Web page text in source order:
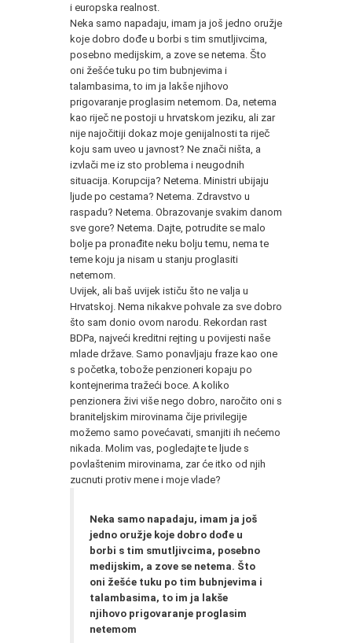
i europska realnost.
Neka samo napadaju, imam ja još jedno oružje
koje dobro dođe u borbi s tim smutljivcima,
posebno medijskim, a zove se netema. Što
oni žešće tuku po tim bubnjevima i
talambasima, to im ja lakše njihovo
prigovaranje proglasim netemom. Da, netema
kao riječ ne postoji u hrvatskom jeziku, ali zar
nije najočitiji dokaz moje genijalnosti ta riječ
koju sam uveo u javnost? Ne znači ništa, a
izvlači me iz sto problema i neugodnih
situacija. Korupcija? Netema. Ministri ubijaju
ljude po cestama? Netema. Zdravstvo u
raspadu? Netema. Obrazovanje svakim danom
sve gore? Netema. Dajte, potrudite se malo
bolje pa pronađite neku bolju temu, nema te
teme koju ja nisam u stanju proglasiti
netemom.
Uvijek, ali baš uvijek ističu što ne valja u
Hrvatskoj. Nema nikakve pohvale za sve dobro
što sam donio ovom narodu. Rekordan rast
BDPa, najveći kreditni rejting u povijesti naše
mlade države. Samo ponavljaju fraze kao one
s početka, tobože penzioneri kopaju po
kontejnerima tražeći boce. A koliko
penzionera živi više nego dobro, naročito oni s
braniteljskim mirovinama čije privilegije
možemo samo povećavati, smanjiti ih nećemo
nikada. Molim vas, pogledajte te ljude s
povlaštenim mirovinama, zar će itko od njih
zucnuti protiv mene i moje vlade?
Neka samo napadaju, imam ja još
jedno oružje koje dobro dođe u
borbi s tim smutljivcima, posebno
medijskim, a zove se netema. Što
oni žešće tuku po tim bubnjevima i
talambasima, to im ja lakše
njihovo prigovaranje proglasim
netemom